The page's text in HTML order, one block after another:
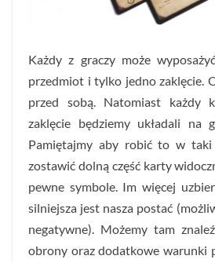
Każdy z graczy może
przedmiot i tylko jedno zaklęcie.
przed sobą. Natomiast każdy
zaklęcie będziemy układali na
Pamiętajmy aby robić to w taki
zostawić dolną część karty
pewne symbole. Im więcej
silniejsza jest nasza postać
negatywne). Możemy tam
obrony oraz dodatkowe warunki